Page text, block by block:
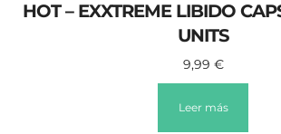
HOT – EXXTREME LIBIDO
UNITS
9,99 €
Leer más